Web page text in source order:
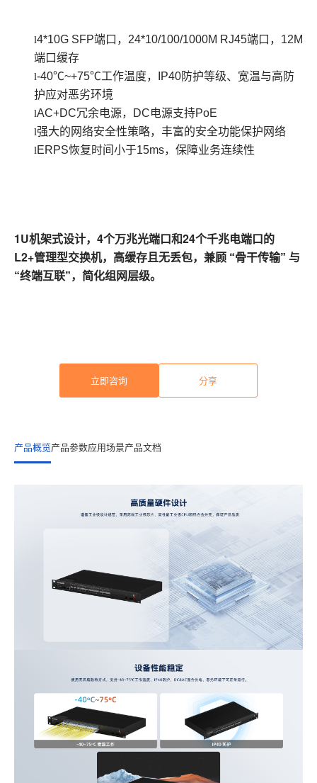
l4*10G SFP端口，24*10/100/1000M RJ45端口，12M
端口缓存
l-40℃~+75℃工作温度，IP40防护等级、宽温与高防
护应对恶劣环境
lAC+DC冗余电源，DC电源支持PoE
l强大的网络安全性策略，丰富的安全功能保护网络
lERPS恢复时间小于15ms，保障业务连续性
1U机架式设计， 4个万兆光端口和24个千兆电端口的
L2+管理型交换机，高缓存且无丢包，兼顾 “骨干传输” 与
“终端互联”，简化组网层级。
立即咨询 分享
产品概览产品参数应用场景产品文档